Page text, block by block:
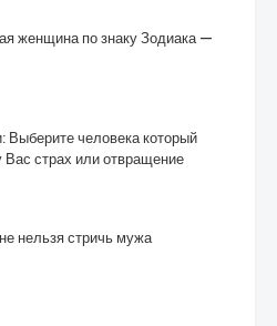
женщина по знаку Зодиака —
Выберите человека который
Вас страх или отвращение
нельзя стричь мужа